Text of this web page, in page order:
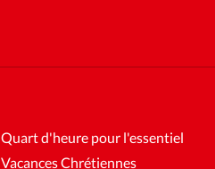
Quart d'heure pour l'essentiel
Vacances Chrétiennes